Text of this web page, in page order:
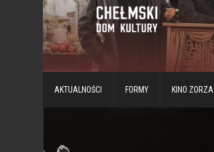
AKTUALNOŚCI FORMY KINO ZORZA